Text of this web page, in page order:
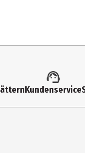
Spielwaren GmbH
Kundenservice